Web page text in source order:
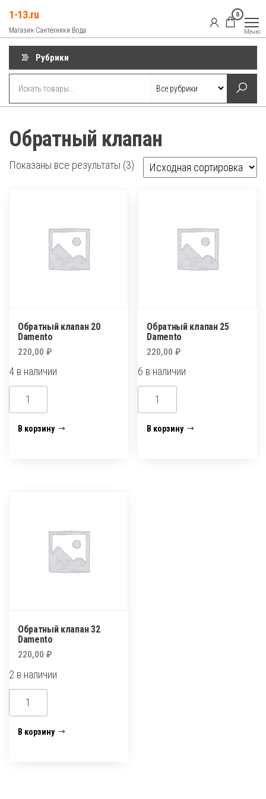
содержимому
1-13.ru
Магазин Сантехники Вода
0
Меню
Рубрики
Обратный клапан
Показаны все результаты (3)
Обратный клапан 20
Damento
220,00 ₽
4 в наличии
Количество
товара
Обратный
В корзину
Обратный клапан 25
Damento
220,00₽
6 в наличии
Количество
товара
Обратный
В корзину
Обратный клапан 32
Damento
220,00 ₽
2 в наличии
Количество
товара
Обратный
В корзину